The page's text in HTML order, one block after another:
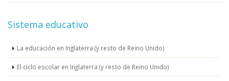
Sistema educativo
La educación en Inglaterra (y resto de Reino Unido)
El ciclo escolar en Inglaterra (y resto de Reino Unido)